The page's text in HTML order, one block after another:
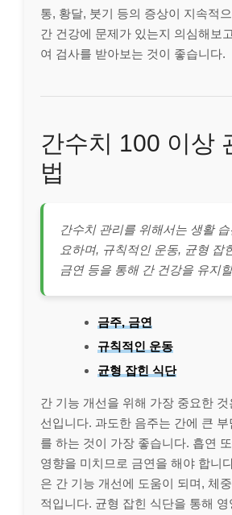
통, 황달, 붓기 등의 증상이 지속적
간 건강에 문제가 있는지 의심해보
여 검사를 받아보는 것이 좋습니다.
간수치 100 이상
법
간수치 관리를 위해서는 생활
요하며, 규칙적인 운동, 균형 잡
금연 등을 통해 간 건강을 유지
금주, 금연
규칙적인 운동
균형 잡힌 식단
간 기능 개선을 위해 가장 중요한 것
선입니다. 과도한 음주는 간에 큰
를 하는 것이 가장 좋습니다. 흡연
영향을 미치므로 금연을 해야 합니
은 간 기능 개선에 도움이 되며, 체
적입니다. 균형 잡힌 식단을 통해